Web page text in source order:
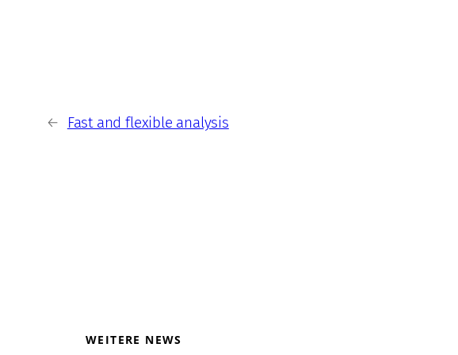
← Fast and flexible analysis
WEITERE NEWS